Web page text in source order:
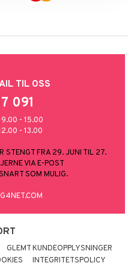
TIL OSS
091
9.00 - 15.00
- 13.00
STENGT FRA 29. JUNI TIL 27.
VIA E-POST
SOM MULIG.
GLEMT KUNDEOPPLYSNINGER
INTEGRITETSPOLICY